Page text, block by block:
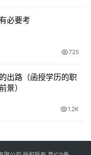
必要考
725
出路（函授学历的职
景）
1.2K